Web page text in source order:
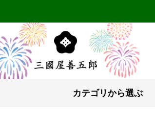
カテゴリから選ぶ